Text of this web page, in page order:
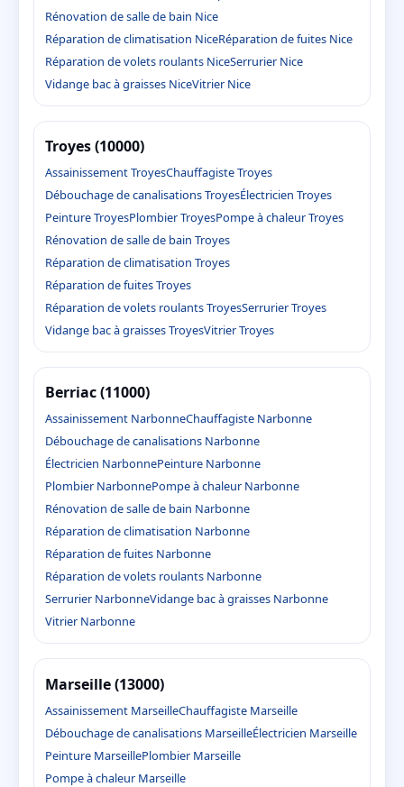
Rénovation de salle de bain Nice
Réparation de climatisation NiceRéparation de fuites Nice
Réparation de volets roulants NiceSerrurier Nice
Vidange bac à graisses NiceVitrier Nice
Troyes (10000)
Assainissement TroyesChauffagiste Troyes
Débouchage de canalisations TroyesÉlectricien Troyes
Peinture TroyesPlombier TroyesPompe à chaleur Troyes
Rénovation de salle de bain Troyes
Réparation de climatisation Troyes
Réparation de fuites Troyes
Réparation de volets roulants TroyesSerrurier Troyes
Vidange bac à graisses TroyesVitrier Troyes
Berriac (11000)
Assainissement NarbonneChauffagiste Narbonne
Débouchage de canalisations Narbonne
Électricien NarbonnePeinture Narbonne
Plombier NarbonnePompe à chaleur Narbonne
Rénovation de salle de bain Narbonne
Réparation de climatisation Narbonne
Réparation de fuites Narbonne
Réparation de volets roulants Narbonne
Serrurier NarbonneVidange bac à graisses Narbonne
Vitrier Narbonne
Marseille (13000)
Assainissement MarseilleChauffagiste Marseille
Débouchage de canalisations MarseilleÉlectricien Marseille
Peinture MarseillePlombier Marseille
Pompe à chaleur Marseille